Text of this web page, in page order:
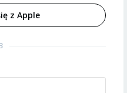
z Apple